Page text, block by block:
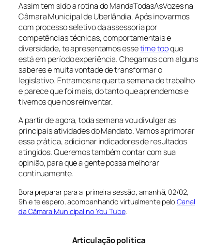
Assim tem sido a rotina do MandaTodasAsVozes na
Câmara Municipal de Uberlândia. Após inovarmos
com processo seletivo da assessoria por
competências técnicas, comportamentais e
diversidade, te apresentamos essetime topque
está em período experiência. Chegamos com alguns
saberes e muita vontade de transformar o
legislativo. Entramos na quarta semana de trabalho
e parece que foi mais, do tanto que aprendemos e
tivemos que nos reinventar.
A partir de agora, toda semana vou divulgar as
principais atividades do Mandato. Vamos aprimorar
essa prática, adicionar indicadores de resultados
atingidos. Queremos também contar com sua
opinião, para que a gente possa melhorar
continuamente.
Bora preparar para a primeira sessão, amanhã, 02/02,
9h e te espero, acompanhando virtualmente peloCanal
da Câmara Municipal no You Tube.
Articulação política